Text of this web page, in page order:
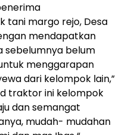
tani margo rejo, Desa
mendapatkan
sebelumnya belum
menggarapan
dari kelompok lain,”
traktor ini kelompok
dan semangat
mudah- mudahan